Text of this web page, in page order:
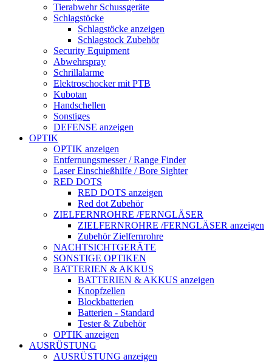
Tierabwehr Schussgeräte
Schlagstöcke
Schlagstöcke anzeigen
Schlagstock Zubehör
Security Equipment
Abwehrspray
Schrillalarme
Elektroschocker mit PTB
Kubotan
Handschellen
Sonstiges
DEFENSE anzeigen
OPTIK
OPTIK anzeigen
Entfernungsmesser / Range Finder
Laser Einschießhilfe / Bore Sighter
RED DOTS
RED DOTS anzeigen
Red dot Zubehör
ZIELFERNROHRE /FERNGLÄSER
ZIELFERNROHRE /FERNGLÄSER anzeigen
Zubehör Zielfernrohre
NACHTSICHTGERÄTE
SONSTIGE OPTIKEN
BATTERIEN & AKKUS
BATTERIEN & AKKUS anzeigen
Knopfzellen
Blockbatterien
Batterien - Standard
Tester & Zubehör
OPTIK anzeigen
AUSRÜSTUNG
AUSRÜSTUNG anzeigen